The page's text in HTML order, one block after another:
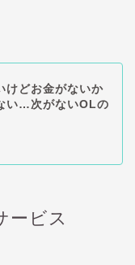
けどお金がないか
い…次がないOLの
ービス